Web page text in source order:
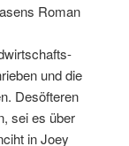
Roman
und die
Desöfteren
sei es über
in Joey